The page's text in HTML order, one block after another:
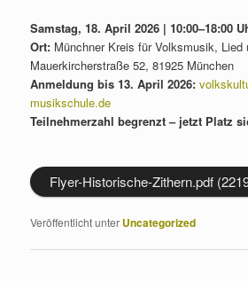
Samstag, 18. April 2026 | 10:00–18:00
Ort: Münchner Kreis für Volksmusik, Lied
Mauerkircherstraße 52, 81925 München
Anmeldung bis 13. April 2026:
musikschule.de
Teilnehmerzahl begrenzt – jetzt Platz
Flyer-Historische-Zithern.pdf
Veröffentlicht unter Uncategorized